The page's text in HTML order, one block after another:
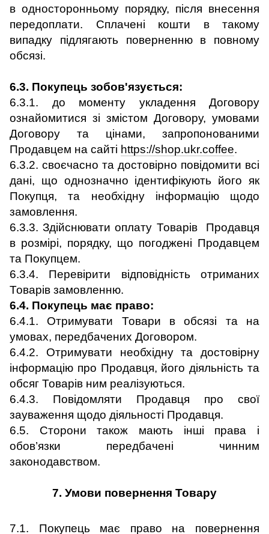
в односторонньому порядку, після внесення
передоплати. Сплачені кошти в такому
випадку підлягають поверненню в повному
обсязі.
6.3. Покупець зобов'язується:
6.3.1. до моменту укладення Договору
ознайомитися зі змістом Договору, умовами
Договору та цінами, запропонованими
Продавцем на сайті https://shop.ukr.coffee.
6.3.2. своєчасно та достовірно повідомити всі
дані, що однозначно ідентифікують його як
Покупця, та необхідну інформацію щодо
замовлення.
6.3.3. Здійснювати оплату Товарів Продавця
в розмірі, порядку, що погоджені Продавцем
та Покупцем.
6.3.4. Перевірити відповідність отриманих
Товарів замовленню.
6.4. Покупець має право:
6.4.1. Отримувати Товари в обсязі та на
умовах, передбачених Договором.
6.4.2. Отримувати необхідну та достовірну
інформацію про Продавця, його діяльність та
обсяг Товарів ним реалізуються.
6.4.3. Повідомляти Продавця про свої
зауваження щодо діяльності Продавця.
6.5. Сторони також мають інші права і
обов’язки передбачені чинним
законодавством.
7. Умови повернення Товару
7.1. Покупець має право на повернення